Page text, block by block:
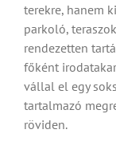
terekre, hanem
parkoló,
rendezetten
főként
vállal el egy
tartalmazó
röviden.